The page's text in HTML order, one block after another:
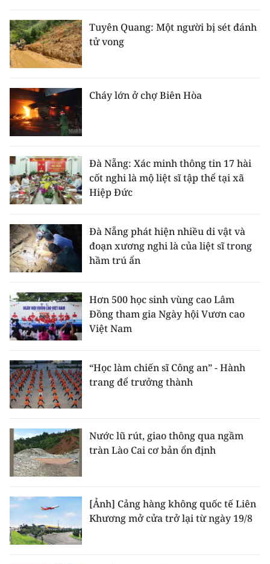
Tuyên Quang: Một người bị sét đánh
tử vong
Cháy lớn ở chợ Biên Hòa
Đà Nẵng: Xác minh thông tin 17 hài
cốt nghi là mộ liệt sĩ tập thể tại xã
Hiệp Đức
Đà Nẵng phát hiện nhiều di vật và
đoạn xương nghi là của liệt sĩ trong
hầm trú ẩn
Hơn 500 học sinh vùng cao Lâm
Đồng tham gia Ngày hội Vươn cao
Việt Nam
“Học làm chiến sĩ Công an” - Hành
trang để trưởng thành
Nước lũ rút, giao thông qua ngầm
tràn Lào Cai cơ bản ổn định
[Ảnh] Cảng hàng không quốc tế Liên
Khương mở cửa trở lại từ ngày 19/8